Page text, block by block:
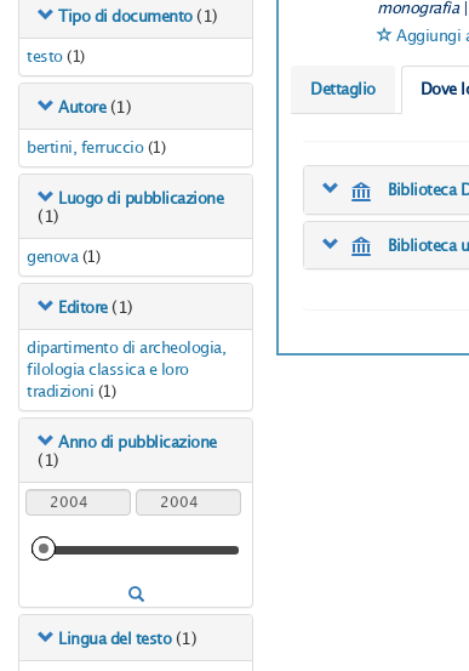
Tipo di documento (1)
testo (1)
Autore (1)
bertini, ferruccio (1)
Luogo di pubblicazione
(1)
genova (1)
Editore (1)
dipartimento di archeologia,
filologia classica e loro
tradizioni (1)
Anno di pubblicazione
(1)
Lingua del testo (1)
monografia|
Aggiungi
Dettaglio Dove
Biblioteca
Biblioteca